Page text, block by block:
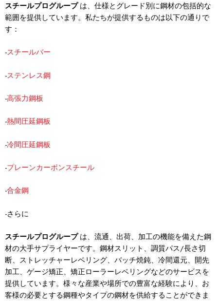
スチールプログループは、仕様とグレード別に鋼材の包括的な
範囲を提供しています。私たちが提供するものは以下の通りで
す：
-スチールバー
-ステンレス鋼
-高張力鋼板
-熱間圧延鋼板
-冷間圧延鋼板
-プレーンカーボンスチール
-合金鋼
-さらに
スチールプログループは、流通、出荷、加工の機能を備えた鋼
材の大手サプライヤーです。鋼材スリット、調質パス/長さ切
断、ストレッチャーレベリング、バッチ焼鈍、冷間還元、開先
加工、ゲージ矯正、矯正ローラーレベリングなどのサービスを
提供しています。様々な産業や場所での豊富な経験により、お
客様の必要とする鋼種やタイプの鋼材を供給することができま